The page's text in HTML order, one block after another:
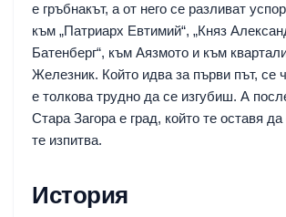
е гръбнакът, а от него се разливат
към „Патриарх Евтимий“, „Княз
Батенберг“, към Аязмото и към
Железник. Който идва за първи път, се
е толкова трудно да се изгубиш. А
Стара Загора е град, който те оставя
те изпитва.
История